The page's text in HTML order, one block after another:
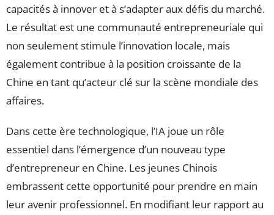
capacités à innover et à s’adapter aux défis du marché.
Le résultat est une communauté entrepreneuriale qui
non seulement stimule l’innovation locale, mais
également contribue à la position croissante de la
Chine en tant qu’acteur clé sur la scène mondiale des
affaires.
Dans cette ère technologique, l’IA joue un rôle
essentiel dans l’émergence d’un nouveau type
d’entrepreneur en Chine. Les jeunes Chinois
embrassent cette opportunité pour prendre en main
leur avenir professionnel. En modifiant leur rapport au